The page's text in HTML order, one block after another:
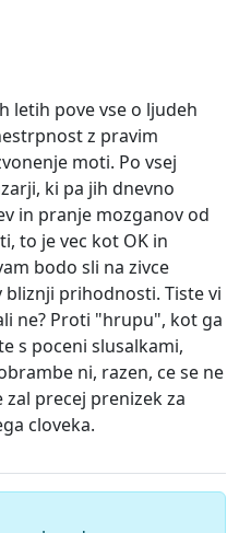
letih pove vse o ljudeh
z pravim
moti. Po vsej
ki pa jih dnevno
in pranje mozganov od
to je vec kot OK in
bodo sli na zivce
prihodnosti. Tiste vi
ne? Proti "hrupu", kot ga
s poceni slusalkami,
ni, razen, ce se ne
precej prenizek za
cloveka.